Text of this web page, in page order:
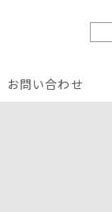
お問い合わせ